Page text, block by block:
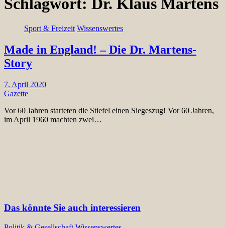
Schlagwort: Dr. Klaus Märtens
Sport & Freizeit Wissenswertes
Made in England! – Die Dr. Martens-
Story
7. April 2020
Gazette
Vor 60 Jahren starteten die Stiefel einen Siegeszug! Vor 60 Jahren,
im April 1960 machten zwei…
Das könnte Sie auch interessieren